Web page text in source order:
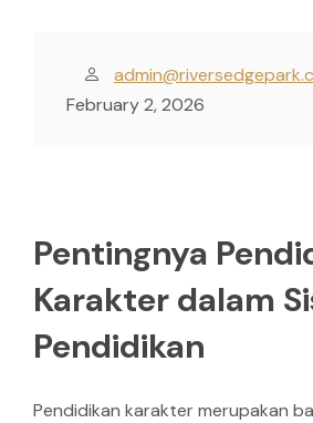
February 2, 2026
Pentingnya
Karakter dalam
Pendidikan
Pendidikan karakter merupakan